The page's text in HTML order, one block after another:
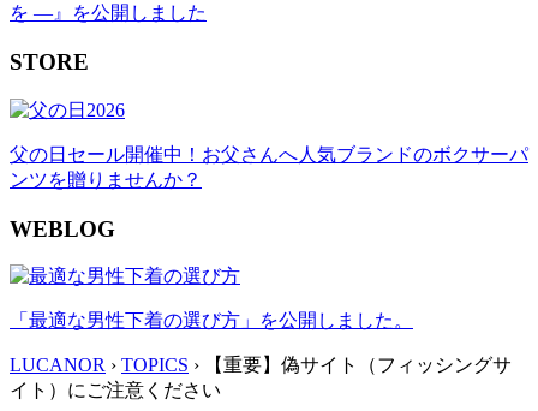
を ―』を公開しました
STORE
父の日セール開催中！お父さんへ人気ブランドのボクサーパ
ンツを贈りませんか？
WEBLOG
「最適な男性下着の選び方」を公開しました。
LUCANOR › TOPICS › 【重要】偽サイト（フィッシングサ
イト）にご注意ください